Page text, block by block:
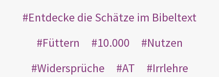
Entdecke die Schätze im Bibeltext
Füttern
10.000
Nutzen
Widersprüche
AT
Irrlehre